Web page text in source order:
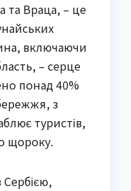
та Враца, – це
включаючи
– серце
понад 40%
з
туристів,
щороку.
Сербією,